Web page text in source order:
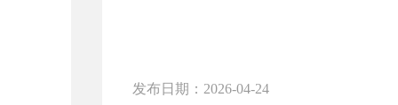
发布日期：2026-04-24